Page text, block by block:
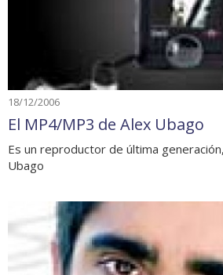
18/12/2006
El MP4/MP3 de Alex Ubago
Es un reproductor de última
Ubago